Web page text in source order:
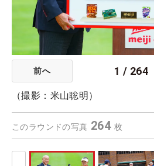
前へ 1 / 264
（撮影：米山聡明）
このラウンドの写真 264 枚